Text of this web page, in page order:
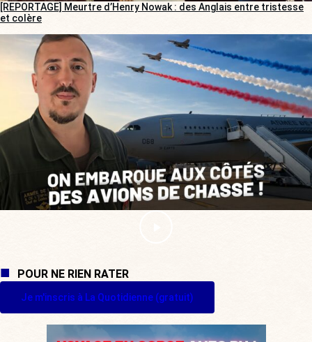
[REPORTAGE] Meurtre d’Henry Nowak : des Anglais entre tristesse
et colère
POUR NE RIEN RATER
Je m'inscris à La Quotidienne (gratuit)